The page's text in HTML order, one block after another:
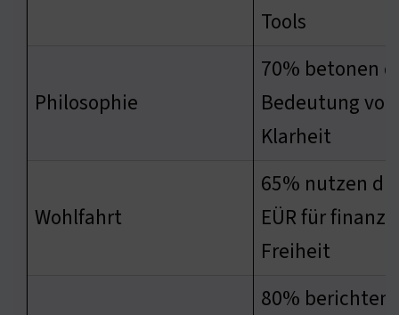
Tools
Philosophie
70% betonen
Bedeutung von
Klarheit
Wohlfahrt
65% nutzen die
EÜR für
Freiheit
80% berichten